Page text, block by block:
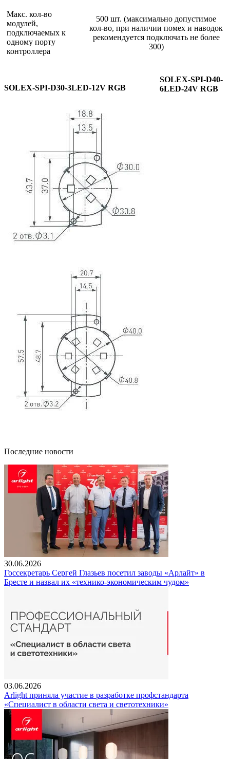
Макс. кол-во
модулей,
подключаемых к
одному порту
контроллера
500 шт. (максимально допустимое
кол-во, при наличии помех и наводок
рекомендуется подключать не более
300)
SOLEX-SPI-D30-3LED-12V RGB
SOLEX-SPI-D40-
6LED-24V RGB
Последние новости
30.06.2026
Госсекретарь Сергей Глазьев посетил заводы «Арлайт» в
Бресте и назвал их «технико-экономическим чудом»
03.06.2026
Arlight приняла участие в разработке профстандарта
«Специалист в области света и светотехники»